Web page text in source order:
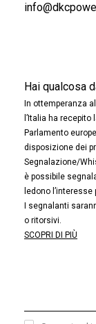
Hai qualcosa
In ottemperanza
l’Italia ha recepito
Parlamento
disposizione dei
Segnalazione/
è possibile
ledono l’interesse
I segnalanti
o ritorsivi.
SCOPRI DI PIÙ